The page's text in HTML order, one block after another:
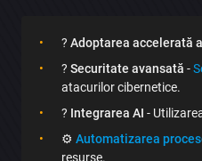
? Adoptarea accelerată
?️ Securitate avansată -
atacurilor cibernetice.
? Integrarea AI -
⚙️ Automatizarea
resurse.